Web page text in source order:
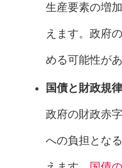
生産要素の増
えます。政府
める可能性が
国債と財政規
政府の財政赤
への負担とな